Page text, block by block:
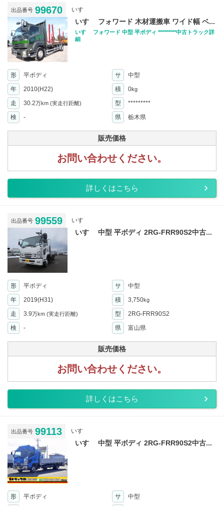
出品番号 99670 いすゞ
いすゞ フォワード 木材運搬車 ワイド幅 ベ...
いすゞ フォワード 中型 平ボディ *********中古トラック詳
細
形 平ボディ サ
中型
年
2010(H22) 積 0kg
走 30.2万km (実走行距離) 型
*********
検
- 県 栃木県
販売価格
お問い合わせください。
詳しくはこちら
出品番号 99559 いすゞ
いすゞ 中型 平ボディ 2RG-FRR90S2中古...
形 平ボディ サ
中型
年
2019(H31) 積 3,750kg
走 3.9万km (実走行距離) 型
2RG-FRR90S2
検
- 県 富山県
販売価格
お問い合わせください。
詳しくはこちら
出品番号 99113 いすゞ
いすゞ 中型 平ボディ 2RG-FRR90S2中古...
形 平ボディ サ
中型